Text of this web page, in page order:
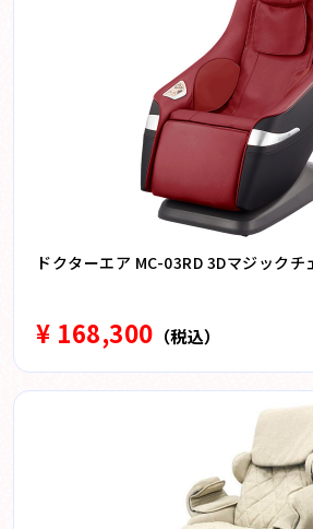
ドクターエア MC-03RD 3Dマジックチ
¥ 168,300 （税込）